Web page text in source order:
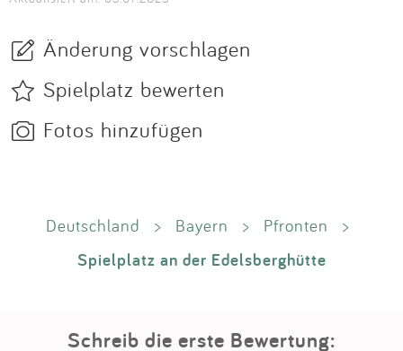
Änderung vorschlagen
Spielplatz bewerten
Fotos hinzufügen
Deutschland > Bayern > Pfronten >
Spielplatz an der Edelsberghütte
Schreib die erste Bewertung: